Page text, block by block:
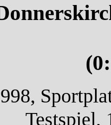
Testspiel,